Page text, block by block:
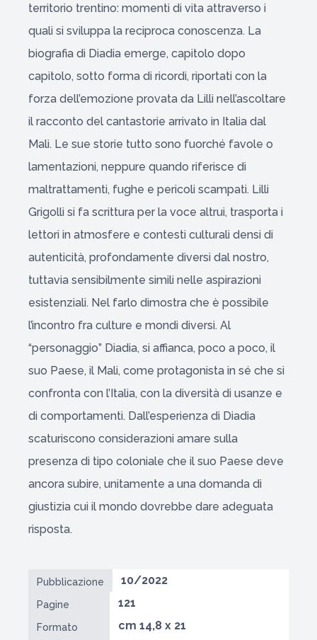
territorio trentino: momenti di vita attraverso i
quali si sviluppa la reciproca conoscenza. La
biografia di Diadia emerge, capitolo dopo
capitolo, sotto forma di ricordi, riportati con la
forza dell’emozione provata da Lilli nell’ascoltare
il racconto del cantastorie arrivato in Italia dal
Mali. Le sue storie tutto sono fuorché favole o
lamentazioni, neppure quando riferisce di
maltrattamenti, fughe e pericoli scampati. Lilli
Grigolli si fa scrittura per la voce altrui, trasporta i
lettori in atmosfere e contesti culturali densi di
autenticità, profondamente diversi dal nostro,
tuttavia sensibilmente simili nelle aspirazioni
esistenziali. Nel farlo dimostra che è possibile
l’incontro fra culture e mondi diversi. Al
“personaggio” Diadia, si affianca, poco a poco, il
suo Paese, il Mali, come protagonista in sé che si
confronta con l’Italia, con la diversità di usanze e
di comportamenti. Dall’esperienza di Diadia
scaturiscono considerazioni amare sulla
presenza di tipo coloniale che il suo Paese deve
ancora subire, unitamente a una domanda di
giustizia cui il mondo dovrebbe dare adeguata
risposta.
Pubblicazione 10/2022
Pagine 121
Formato cm 14,8 x 21